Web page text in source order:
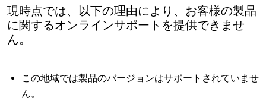
現時点では、以下の理由により、お客様の製品
に関するオンラインサポートを提供できませ
ん。
この地域では製品のバージョンはサポートされていませ
ん。